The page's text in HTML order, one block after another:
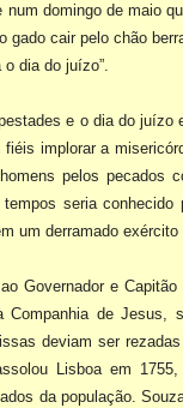
num domingo de maio
gado cair pelo chão
dia do juízo”.
e o dia do juízo
fiéis implorar a
pelos pecados
seria conhecido
um derramado exército
Governador e
Companhia de Jesus,
deviam ser
Lisboa em
da população.